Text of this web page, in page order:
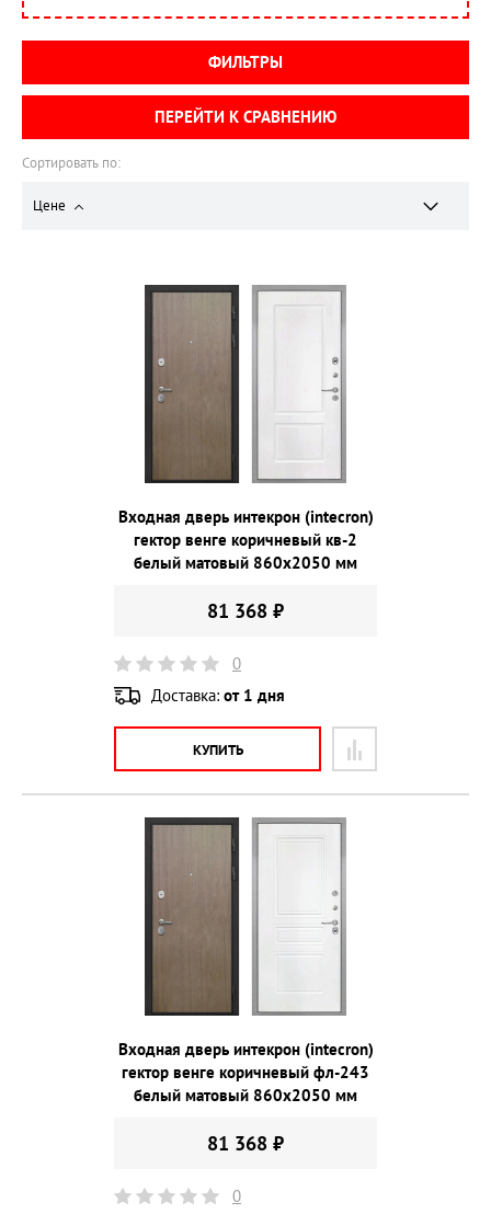
Сортировать по:
Цене
Входная дверь интекрон (intecron)
гектор венге коричневый кв-2
белый матовый 860х2050 мм
81 368 ₽
0
Доставка: от 1 дня
КУПИТЬ
Входная дверь интекрон (intecron)
гектор венге коричневый фл-243
белый матовый 860х2050 мм
81 368 ₽
0
ФИЛЬТРЫ
ПЕРЕЙТИ К СРАВНЕНИЮ